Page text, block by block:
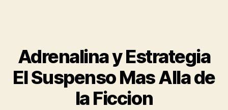
Adrenalina y Estrategia
El Suspenso Mas Alla de
la Ficcion